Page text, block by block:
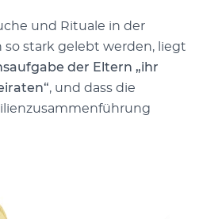
und Rituale in der
stark gelebt werden, liegt
der Eltern „ihr
, und dass die